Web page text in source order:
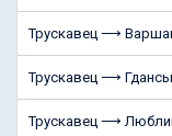
Трускавец ⟶
Трускавец ⟶
Трускавец ⟶